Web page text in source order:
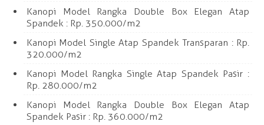
Kanopi Model Rangka Double Box Elegan Atap
Spandek : Rp. 350.000/m2
Kanopi Model Single Atap Spandek Transparan : Rp.
320.000/m2
Kanopi Model Rangka Single Atap Spandek Pasir :
Rp. 280.000/m2
Kanopi Model Rangka Double Box Elegan Atap
Spandek Pasir : Rp. 360.000/m2